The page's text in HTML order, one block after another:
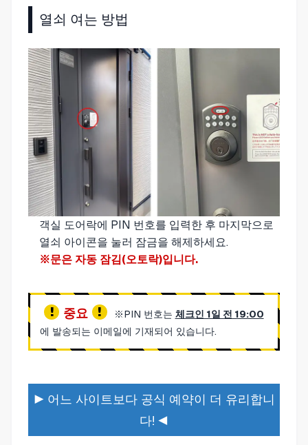
열쇠 여는 방법
객실 도어락에 PIN 번호를 입력한 후 마지막으로
열쇠 아이콘을 눌러 잠금을 해제하세요.
※문은 자동 잠김(오토락)입니다.
중요 ※PIN 번호는 체크인 1일 전 19:00
에 발송되는 이메일에 기재되어 있습니다.
▶ 어느 사이트보다 공식 예약이 더 유리합니
다! ◀